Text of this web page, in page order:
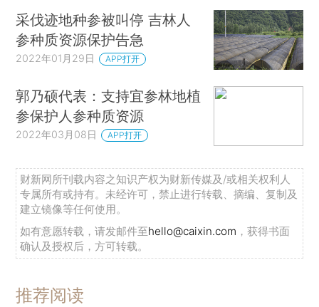
采伐迹地种参被叫停 吉林人
参种质资源保护告急
2022年01月29日 APP打开
郭乃硕代表：支持宜参林地植
参保护人参种质资源
2022年03月08日 APP打开
财新网所刊载内容之知识产权为财新传媒及/或相关权利人
专属所有或持有。未经许可，禁止进行转载、摘编、复制及
建立镜像等任何使用。
如有意愿转载，请发邮件至hello@caixin.com ，获得书面
确认及授权后，方可转载。
推荐阅读